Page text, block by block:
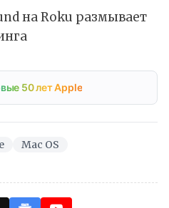
на Roku размывает
50 лет Apple
Mac OS